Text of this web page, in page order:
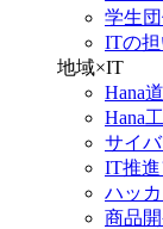
学生
ITの
地域×IT
Hana
Hana
サイ
IT推
ハッ
商品